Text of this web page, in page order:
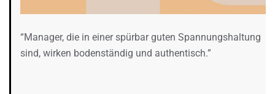
“Manager, die in einer spürbar guten Spannungshaltung
sind, wirken bodenständig und authentisch.”